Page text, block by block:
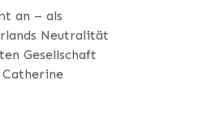
an – als
Neutralität
Gesellschaft
Catherine